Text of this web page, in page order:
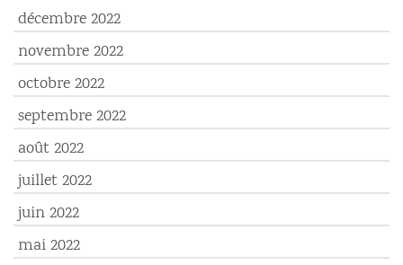
décembre 2022
novembre 2022
octobre 2022
septembre 2022
août 2022
juillet 2022
juin 2022
mai 2022